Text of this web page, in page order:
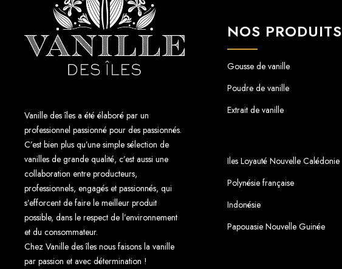
Vanille des îles a été élaboré par un
professionnel passionné pour des passionnés.
C’est bien plus qu’une simple sélection de
vanilles de grande qualité, c’est aussi une
collaboration entre producteurs,
professionnels, engagés et passionnés, qui
s’efforcent de faire le meilleur produit
possible, dans le respect de l’environnement
et du consommateur.
Chez Vanille des îles nous faisons la vanille
par passion et avec détermination !
NOS PRODUITS
Gousse de vanille
Poudre de vanille
Extrait de vanille
Iles Loyauté Nouvelle Calédonie
Polynésie française
Indonésie
Papouasie Nouvelle Guinée